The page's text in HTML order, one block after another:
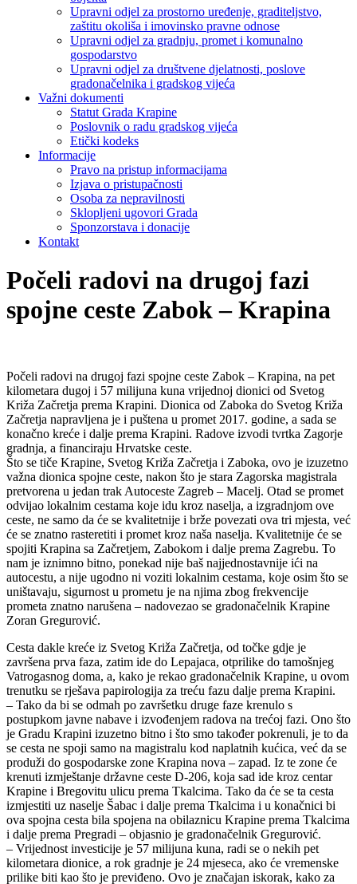
Upravni odjel za prostorno uređenje, graditeljstvo,
zaštitu okoliša i imovinsko pravne odnose
Upravni odjel za gradnju, promet i komunalno
gospodarstvo
Upravni odjel za društvene djelatnosti, poslove
gradonačelnika i gradskog vijeća
Važni dokumenti
Statut Grada Krapine
Poslovnik o radu gradskog vijeća
Etički kodeks
Informacije
Pravo na pristup informacijama
Izjava o pristupačnosti
Osoba za nepravilnosti
Sklopljeni ugovori Grada
Sponzorstava i donacije
Kontakt
Počeli radovi na drugoj fazi
spojne ceste Zabok – Krapina
Počeli radovi na drugoj fazi spojne ceste Zabok – Krapina, na pet
kilometara dugoj i 57 milijuna kuna vrijednoj dionici od Svetog
Križa Začretja prema Krapini. Dionica od Zaboka do Svetog Križa
Začretja napravljena je i puštena u promet 2017. godine, a sada se
konačno kreće i dalje prema Krapini. Radove izvodi tvrtka Zagorje
gradnja, a financiraju Hrvatske ceste.
Što se tiče Krapine, Svetog Križa Začretja i Zaboka, ovo je izuzetno
važna dionica spojne ceste, nakon što je stara Zagorska magistrala
pretvorena u jedan trak Autoceste Zagreb – Macelj. Otad se promet
odvijao lokalnim cestama koje idu kroz naselja, a izgradnjom ove
ceste, ne samo da će se kvalitetnije i brže povezati ova tri mjesta, već
će se znatno rasteretiti i promet kroz naša naselja. Kvalitetnije će se
spojiti Krapina sa Začretjem, Zabokom i dalje prema Zagrebu. To
nam je iznimno bitno, ponekad nije baš najjednostavnije ići na
autocestu, a nije ugodno ni voziti lokalnim cestama, koje osim što se
uništavaju, sigurnost u prometu je na njima zbog frekvencije
prometa znatno narušena – nadovezao se gradonačelnik Krapine
Zoran Gregurović.
Cesta dakle kreće iz Svetog Križa Začretja, od točke gdje je
završena prva faza, zatim ide do Lepajaca, otprilike do tamošnjeg
Vatrogasnog doma, a, kako je rekao gradonačelnik Krapine, u ovom
trenutku se rješava papirologija za treću fazu dalje prema Krapini.
– Tako da bi se odmah po završetku druge faze krenulo s
postupkom javne nabave i izvođenjem radova na trećoj fazi. Ono što
je Gradu Krapini izuzetno bitno i što smo također pokrenuli, je to da
se cesta ne spoji samo na magistralu kod naplatnih kućica, već da se
produži do gospodarske zone Krapina nova – zapad. Iz te zone će
krenuti izmještanje državne ceste D-206, koja sad ide kroz centar
Krapine i Bregovitu ulicu prema Tkalcima. Tako da će se ta cesta
izmjestiti uz naselje Šabac i dalje prema Tkalcima i u konačnici bi
ova spojna cesta bila spojena na obilaznicu Krapine prema Tkalcima
i dalje prema Pregradi – objasnio je gradonačelnik Gregurović.
– Vrijednost investicije je 57 milijuna kuna, radi se o nekih pet
kilometara dionice, a rok gradnje je 24 mjeseca, ako će vremenske
prilike biti kao što je previđeno. Ovo je značajan iskorak, kako za